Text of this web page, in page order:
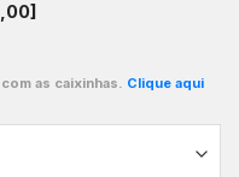
as caixinhas. Clique aqui